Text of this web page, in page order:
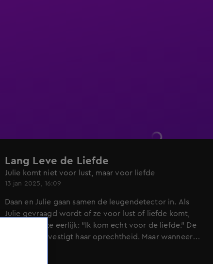
Lang Leve de Liefde
Julie komt niet voor lust, maar voor liefde
13 jan 2025, 16:09
Daan en Julie gaan samen de leugendetector in. Als
Julie gevraagd wordt of ze voor lust of liefde komt,
antwoordt ze eerlijk: "Ik kom echt voor de liefde." De
detector bevestigt haar oprechtheid. Maar wanneer